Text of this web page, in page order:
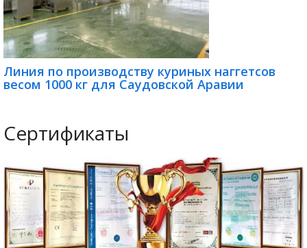
Линия по производству куриных наггетсов
весом 1000 кг для Саудовской Аравии
Сертификаты